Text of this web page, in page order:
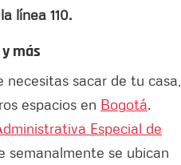
línea 110.
más
sacar de tu casa,
espacios en Bogotá.
Especial de
semanalmente se ubican